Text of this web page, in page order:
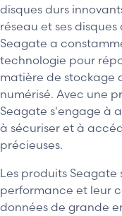
disques durs
réseau et ses disques
Seagate a
technologie pour
matière de stockage
numérisé. Avec une
Seagate s'engage à
à sécuriser et à
précieuses.
Les produits
performance et leur
données de grande